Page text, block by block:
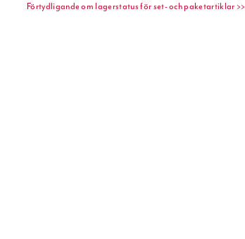
Förtydligande om lagerstatus för set- och paketartiklar >>